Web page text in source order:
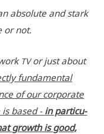
abso­lu­te and stark
or not.
TVor just about
fun­da­men­tal
of our cor­po­ra­te
based - in par­ti­cu­
growth is good,